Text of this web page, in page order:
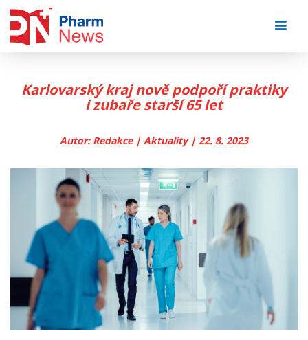
Karlovarský kraj nově podpoří praktiky
i zubaře starší 65 let
Autor: Redakce | Aktuality | 22. 8. 2023